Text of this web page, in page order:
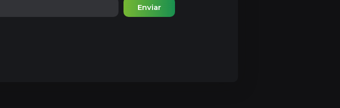
Enviar